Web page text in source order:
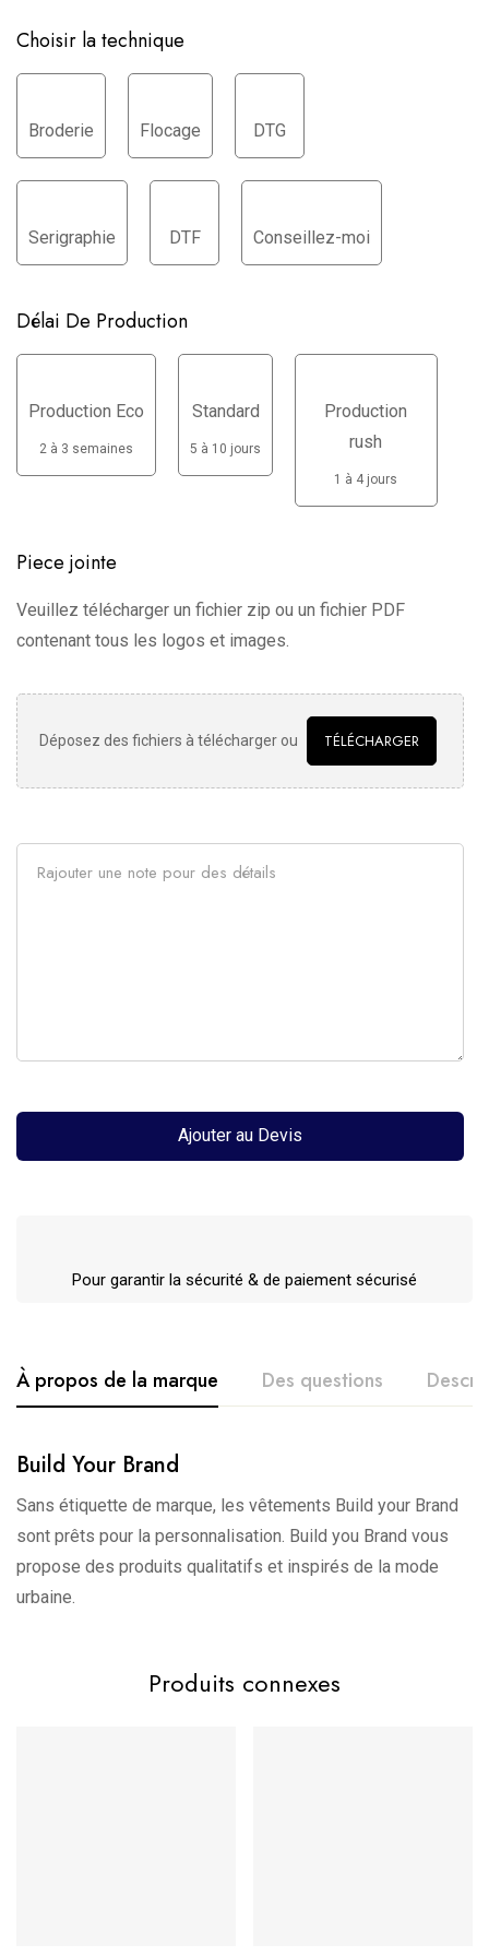
Choisir la technique
Broderie Flocage DTG
Serigraphie DTF Conseillez-moi
Délai De Production
Production Eco
2 à 3 semaines
Standard
5 à 10 jours
Production
rush
1 à 4 jours
Piece jointe
Veuillez télécharger un fichier zip ou un fichier PDF
contenant tous les logos et images.
Déposez des fichiers à télécharger ou TÉLÉCHARGER
Ajouter au Devis
Pour garantir la sécurité & de paiement sécurisé
À propos de la marque Des questions
Build Your Brand
Sans étiquette de marque, les vêtements Build your Brand
sont prêts pour la personnalisation. Build you Brand vous
propose des produits qualitatifs et inspirés de la mode
urbaine.
Sweat à Capuche Ultra Lourd Oversize – Unisexe –
Poche Kangourou – Sans Cordon – Intérieur Doux –
Plusieurs Tailles et Couleurs Disponibles
Build Your
Brand
HIBISKUS PINK, SAND, VIOLA BLUE, WHITE
S, M, L, XL, 2XL, 3XL
Produits connexes